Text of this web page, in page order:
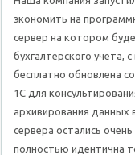
экономить на
сервер на котором
бухгалтерского учета,
бесплатно обновлена
1С для
архивирования данных
сервера остались
полностью идентична